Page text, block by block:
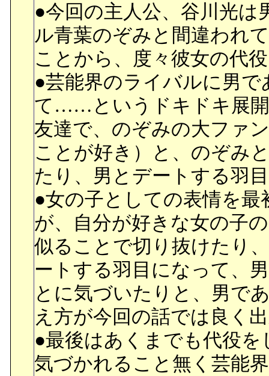
●今回の主人公、谷川光
ル青葉のぞみと間違われ
ことから、度々彼女の代
●芸能界のライバルに男
て……というドキドキ展開
友達で、のぞみの大ファ
ことが好き）と、のぞみ
たり、男とデートする羽
●女の子としての表情を
が、自分が好きな女の子
似ることで切り抜けたり
ートする羽目になって、
とに気づいたりと、男で
え方が今回の話では良く
●最後はあくまでも代役
気づかれること無く芸能